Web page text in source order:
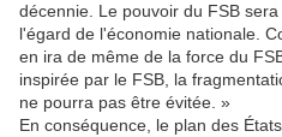
décennie. Le pouvoir du FSB
l'égard de l'économie nationale.
en ira de même de la force du
inspirée par le FSB, la
ne pourra pas être évitée. »
En conséquence, le plan des